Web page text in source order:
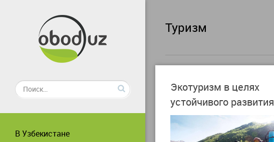
В Узбекистане
Туризм
Экотуризм в целях
устойчивого развития